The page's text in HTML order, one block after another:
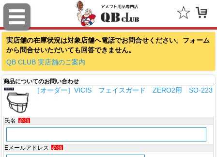
実店舗の在庫状況は対象店舗へ電話でお問合せください。フォーム
から問合せいただいても回答できません。
QB CLUB 実店舗のご案内
商品についてのお問い合わせ
［オーダー］VICIS フェイスガード ZERO2用 SO-223
氏名 必須
Eメールアドレス 必須
ファナティクス（Fanatics）
アウトドアキャップ（Outdoor Cap Company）
スポルディング（SPALDING）
ミッチェル＆ネス（Mitchell & Ness）
ポータフォン（PORTAPHONE）
ギルマンギア（Gilman Gear）
サムプロ（ThumbPRO）